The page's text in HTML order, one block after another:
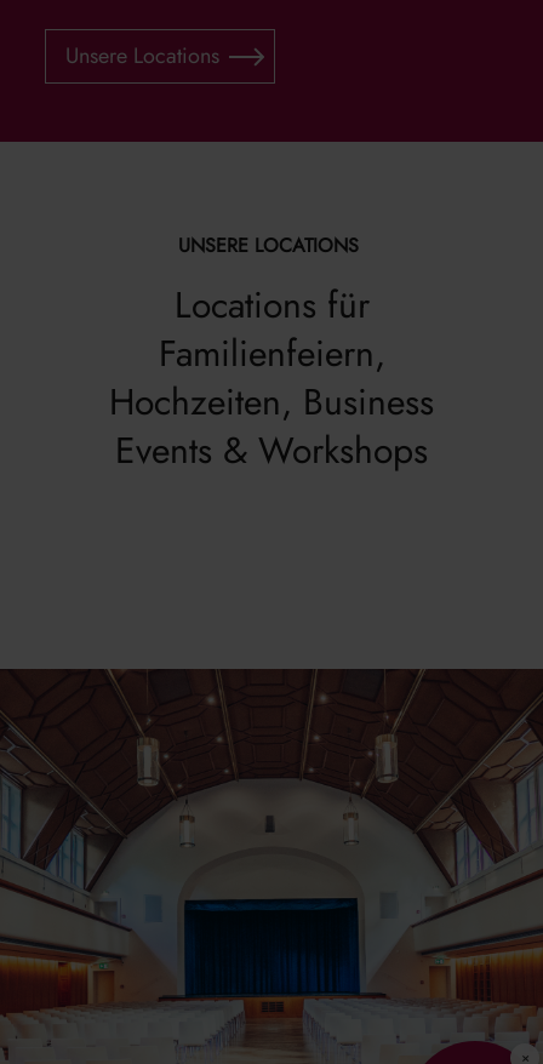
Unsere Locations
UNSERE LOCATIONS
Locations für
Familienfeiern,
Hochzeiten, Business
Events & Workshops
×